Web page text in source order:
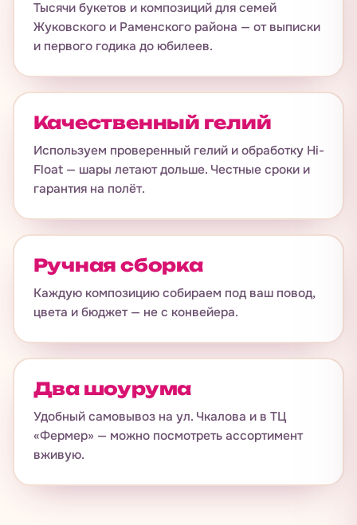
Тысячи букетов и композиций для семей
Жуковского и Раменского района — от выписки
и первого годика до юбилеев.
Качественный гелий
Используем проверенный гелий и обработку Hi-
Float — шары летают дольше. Честные сроки и
гарантия на полёт.
Ручная сборка
Каждую композицию собираем под ваш повод,
цвета и бюджет — не с конвейера.
Два шоурума
Удобный самовывоз на ул. Чкалова и в ТЦ
«Фермер» — можно посмотреть ассортимент
вживую.